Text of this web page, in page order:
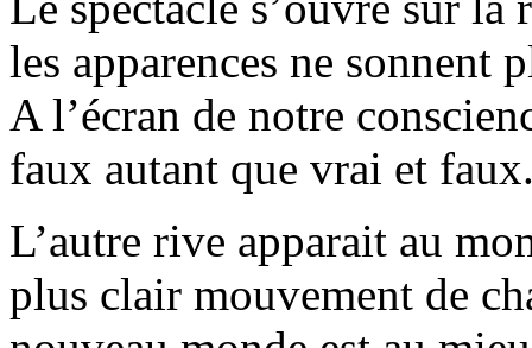
les apparences ne sonnent
A l’écran de notre
faux autant que vrai et
L’autre rive apparait au
plus clair mouvement de